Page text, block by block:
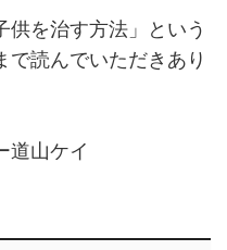
供を治す方法」という
で読んでいただきあり
道山ケイ